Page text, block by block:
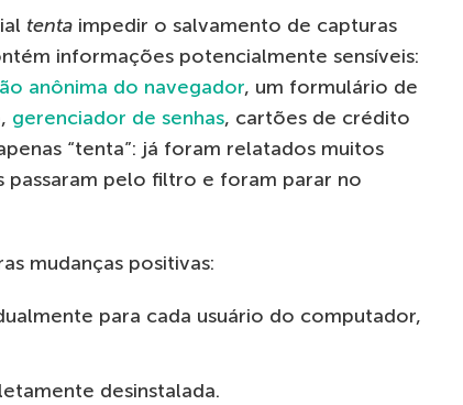
tenta impedir o salvamento de capturas
informações potencialmente sensíveis:
anônima do navegador, um formulário de
gerenciador de senhas, cartões de crédito
“tenta”: já foram relatados muitos
passaram pelo filtro e foram parar no
mudanças positivas:
para cada usuário do computador,
desinstalada.